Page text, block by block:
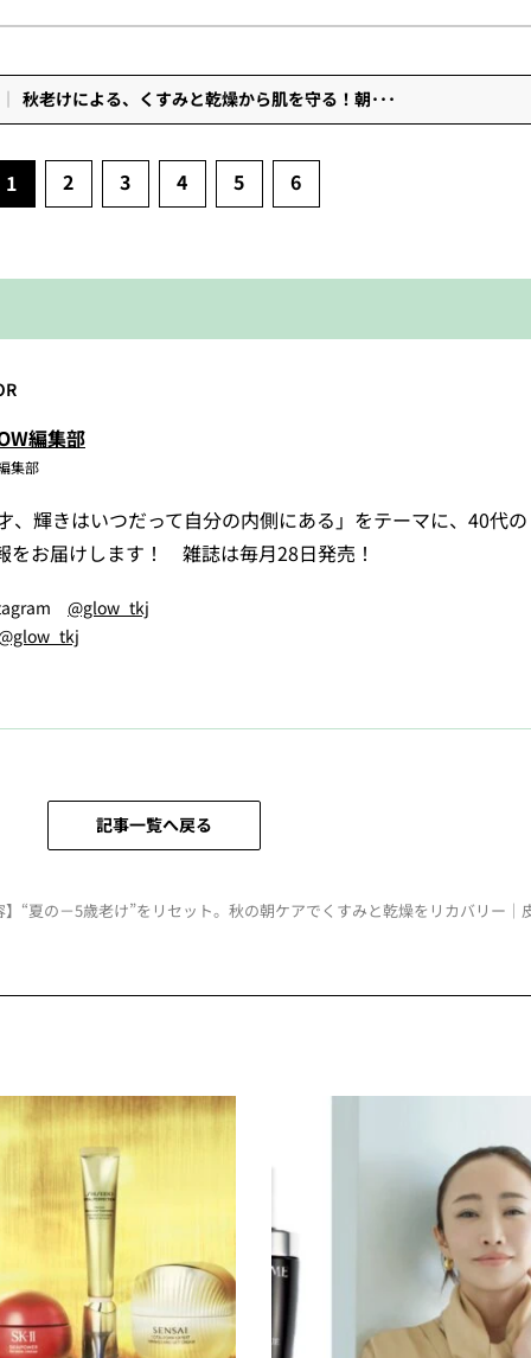
秋老けによる、くすみと乾燥から肌を守る！朝･･･
1 2 3 4 5 6
編集部
集部
、輝きはいつだって自分の内側にある」をテーマに、40代
をお届けします！ 雑誌は毎月28日発売！
@glow_tkj
記事一覧へ戻る
】“夏の－5歳老け”をリセット。秋の朝ケアでくすみと乾燥をリカバリー｜